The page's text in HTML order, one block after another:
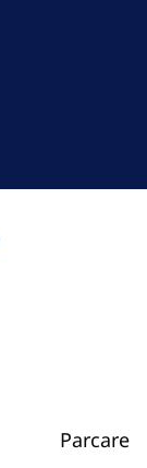
Parcare